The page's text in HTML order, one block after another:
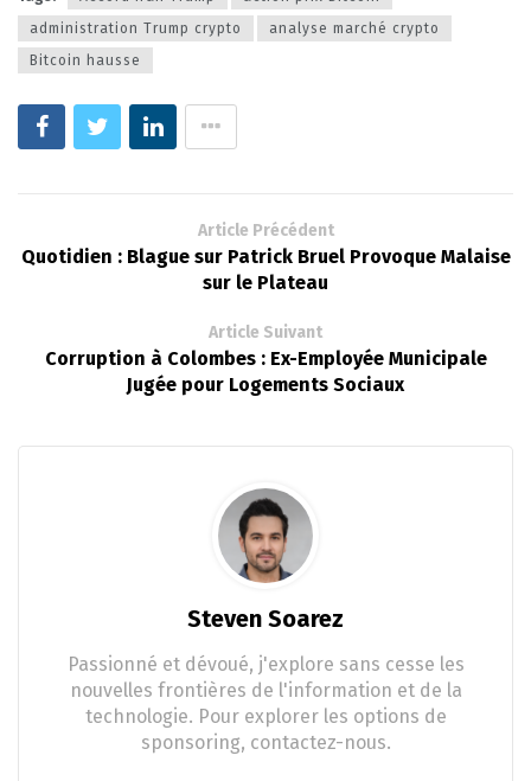
administration Trump crypto
analyse marché crypto
Bitcoin hausse
Article Précédent
Quotidien : Blague sur Patrick Bruel Provoque Malaise
sur le Plateau
Article Suivant
Corruption à Colombes : Ex-Employée Municipale
Jugée pour Logements Sociaux
Steven Soarez
Passionné et dévoué, j'explore sans cesse les
nouvelles frontières de l'information et de la
technologie. Pour explorer les options de
sponsoring, contactez-nous.